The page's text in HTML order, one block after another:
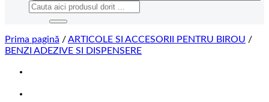
Caută
Prima pagină /ARTICOLE SI ACCESORII PENTRU BIROU /
BENZI ADEZIVE SI DISPENSERE